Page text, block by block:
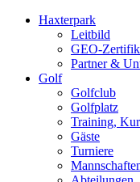
Haxterpark
Leitbild
GEO-
Partner &
Golf
Golfclub
Golfplatz
Training,
Gäste
Turniere